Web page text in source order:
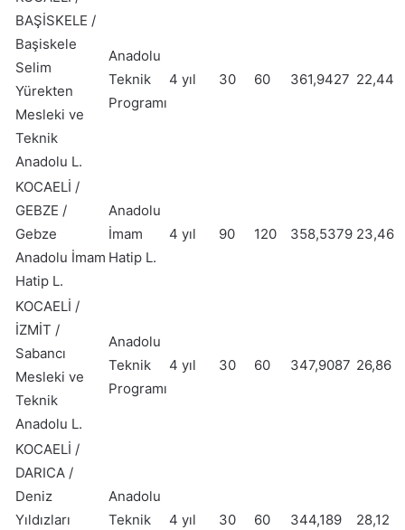
BAŞİSKELE /
Başiskele
Selim
Yürekten
Mesleki ve
Teknik
Anadolu L.
Anadolu
Teknik
Programı
4 yıl 30 60 361,9427 22,44
KOCAELİ /
GEBZE /
Gebze
Anadolu İmam
Hatip L.
Anadolu
İmam
Hatip L.
4 yıl 90 120 358,5379 23,46
KOCAELİ /
İZMİT /
Sabancı
Mesleki ve
Teknik
Anadolu L.
Anadolu
Teknik
Programı
4 yıl 30 60 347,9087 26,86
KOCAELİ /
DARICA /
Deniz
Yıldızları
Anadolu
Teknik
4 yıl 30 60 344,189 28,12